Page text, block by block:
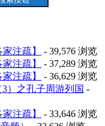
注疏】
- 39,576 浏览
注疏】
- 37,289 浏览
注疏】
- 36,629 浏览
3）之孔子周游列国 -
注疏】
- 33,646 浏览